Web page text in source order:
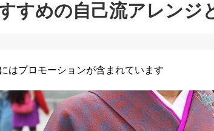
すめの自己流アレンジ
はプロモーションが含まれています